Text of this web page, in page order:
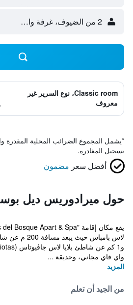
2 من الضيوف، غرفة واحدة
Classic room، نوع السرير غير
معروف
*يشمل المجموع الضرائب المحلية المقدرة
تسجيل المغادرة.
أفضل سعر مضمون
حول ميرادوريس ديل
لاس بامباس
واي فاي مجاني، وحديقة ...
المزيد
من الجيد أن تعلم